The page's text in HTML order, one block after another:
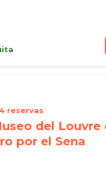
reservas
del
por el Sena